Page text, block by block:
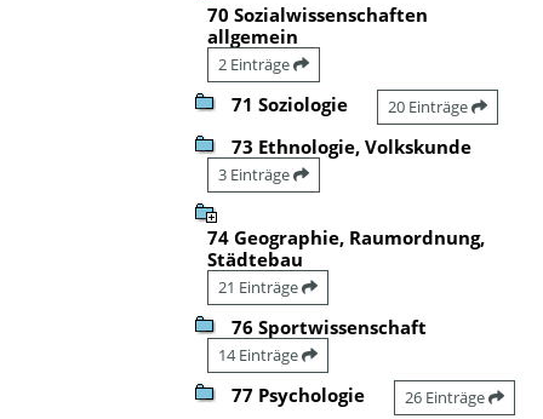
70 Sozialwissenschaften
allgemein
2 Einträge
71 Soziologie 20 Einträge
73 Ethnologie, Volkskunde
3 Einträge
74 Geographie, Raumordnung,
Städtebau
21 Einträge
76 Sportwissenschaft
14 Einträge
77 Psychologie 26 Einträge